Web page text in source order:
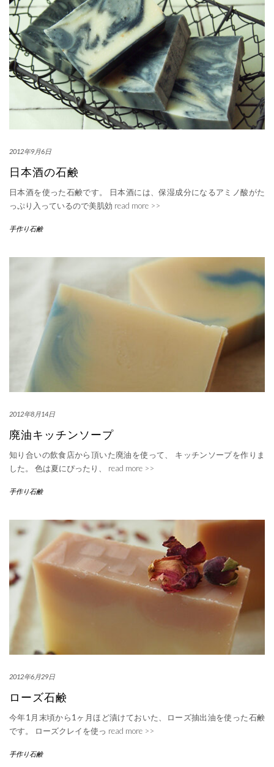
2012年9月6日
日本酒の石鹸
日本酒を使った石鹸です。 日本酒には、保湿成分になるアミノ酸がた
っぷり入っているので美肌効 read more >>
手作り石鹸
2012年8月14日
廃油キッチンソープ
知り合いの飲食店から頂いた廃油を使って、 キッチンソープを作りま
した。 色は夏にぴったり、 read more >>
手作り石鹸
2012年6月29日
ローズ石鹸
今年1月末頃から1ヶ月ほど漬けておいた、ローズ抽出油を使った石鹸
です。 ローズクレイを使っ read more >>
手作り石鹸